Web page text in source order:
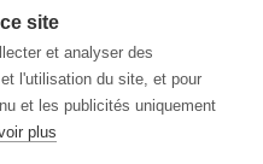
site
et analyser des
l'utilisation du site, et pour
et les publicités uniquement
plus